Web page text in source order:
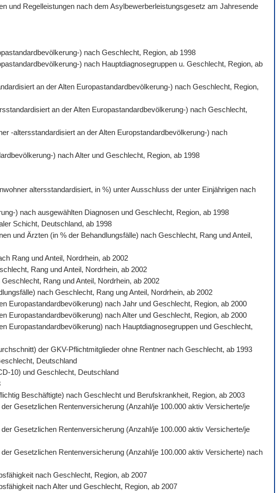
und Regelleistungen nach dem Asylbewerberleistungsgesetz am Jahresende
) nach Geschlecht, Region, ab 1998
) nach Hauptdiagnosegruppen u. Geschlecht, Region, ab
an der Alten Europastandardbevölkerung-) nach Geschlecht, Region,
an der Alten Europastandardbevölkerung-) nach Geschlecht,
-altersstandardisiert an der Alten Europstandardbevölkerung-) nach
) nach Alter und Geschlecht, Region, ab 1998
altersstandardisiert, in %) unter Ausschluss der unter Einjährigen nach
) nach ausgewählten Diagnosen und Geschlecht, Region, ab 1998
Schicht, Deutschland, ab 1998
und Ärzten (in % der Behandlungsfälle) nach Geschlecht, Rang und Anteil,
Rang und Anteil, Nordrhein, ab 2002
Rang und Anteil, Nordrhein, ab 2002
Rang und Anteil, Nordrhein, ab 2002
nach Geschlecht, Rang ung Anteil, Nordrhein, ab 2002
Europastandardbevölkerung) nach Jahr und Geschlecht, Region, ab 2000
Europastandardbevölkerung) nach Alter und Geschlecht, Region, ab 2000
Europastandardbevölkerung) nach Hauptdiagnosegruppen und Geschlecht,
der GKV-Pflichtmitglieder ohne Rentner nach Geschlecht, ab 1993
Deutschland
10) und Geschlecht, Deutschland
Beschäftigte) nach Geschlecht und Berufskrankheit, Region, ab 2003
Gesetzlichen Rentenversicherung (Anzahl/je 100.000 aktiv Versicherte/je
Gesetzlichen Rentenversicherung (Anzahl/je 100.000 aktiv Versicherte/je
Gesetzlichen Rentenversicherung (Anzahl/je 100.000 aktiv Versicherte) nach
nach Geschlecht, Region, ab 2007
nach Alter und Geschlecht, Region, ab 2007